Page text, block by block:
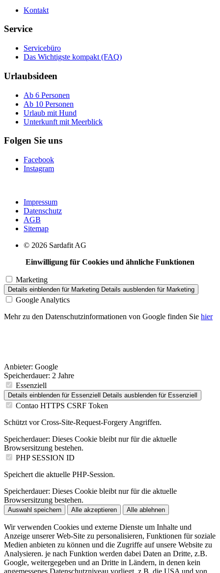
Kontakt
Service
Servicebüro
Das Wichtigste kompakt (FAQ)
Urlaubsideen
Ab 6 Personen
Ab 10 Personen
Urlaub mit Hund
Unterkunft mit Meerblick
Folgen Sie uns
Facebook
Instagram
Impressum
Datenschutz
AGB
Sitemap
© 2026 Sardafit AG
Einwilligung für Cookies und ähnliche Funktionen
Marketing
Details einblenden für Marketing Details ausblenden für Marketing
Google Analytics
Mehr zu den Datenschutzinformationen von Google finden Sie hier
Anbieter: Google
Speicherdauer: 2 Jahre
Essenziell
Details einblenden für Essenziell Details ausblenden für Essenziell
Contao HTTPS CSRF Token
Schützt vor Cross-Site-Request-Forgery Angriffen.
Speicherdauer: Dieses Cookie bleibt nur für die aktuelle
Browsersitzung bestehen.
PHP SESSION ID
Speichert die aktuelle PHP-Session.
Speicherdauer: Dieses Cookie bleibt nur für die aktuelle
Browsersitzung bestehen.
Auswahl speichern Alle akzeptieren Alle ablehnen
Wir verwenden Cookies und externe Dienste um Inhalte und
Anzeige unserer Web-Site zu personalisieren, Funktionen für soziale
Medien anbieten zu können und die Zugriffe auf unsere Website zu
Analysieren. je nach Funktion werden dabei Daten an Dritte, z.B.
Google, weitergegeben und an Dritte in Ländern, in denen kein
angemessenes Datenschutzniveau vorliegt, z.B. die USA und von